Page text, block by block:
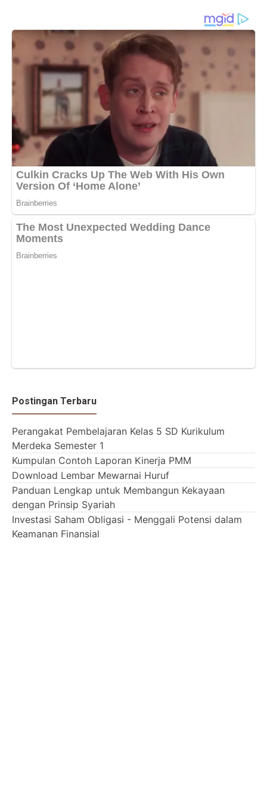
Postingan Terbaru
Perangakat Pembelajaran Kelas 5 SD Kurikulum
Merdeka Semester 1
Kumpulan Contoh Laporan Kinerja PMM
Download Lembar Mewarnai Huruf
Panduan Lengkap untuk Membangun Kekayaan
dengan Prinsip Syariah
Investasi Saham Obligasi - Menggali Potensi dalam
Keamanan Finansial